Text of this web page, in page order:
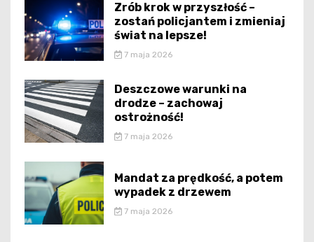
Zrób krok w przyszłość –
zostań policjantem i zmieniaj
świat na lepsze!
7 maja 2026
Deszczowe warunki na
drodze – zachowaj
ostrożność!
7 maja 2026
Mandat za prędkość, a potem
wypadek z drzewem
7 maja 2026